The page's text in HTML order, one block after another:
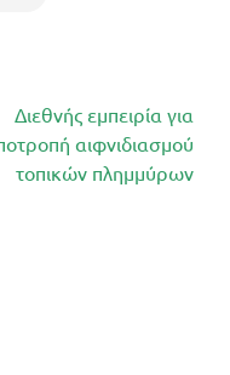
Διεθνής εμπειρία για
αιφνιδιασμού
τοπικών πλημμύρων